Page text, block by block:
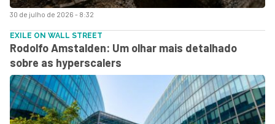
30 de julho de 2026 - 8:32
EXILE ON WALL STREET
Rodolfo Amstalden: Um olhar mais detalhado
sobre as hyperscalers